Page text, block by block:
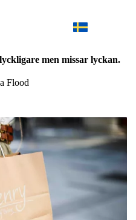
men missar lyckan.
Flood